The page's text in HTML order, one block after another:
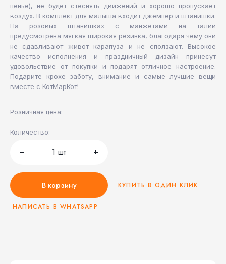
пенье), не будет стеснять движений и хорошо пропускает
воздух. В комплект для малыша входит джемпер и штанишки.
На розовых штанишках с манжетами на талии
предусмотрена мягкая широкая резинка, благодаря чему они
не сдавливают живот карапуза и не сползают. Высокое
качество исполнения и праздничный дизайн принесут
удовольствие от покупки и подарят отличное настроение.
Подарите крохе заботу, внимание и самые лучшие вещи
вместе с КотМарКот!
Розничная цена:
Количество:
1 шт
В корзину КУПИТЬ В ОДИН КЛИК
НАПИСАТЬ В WHATSAPP